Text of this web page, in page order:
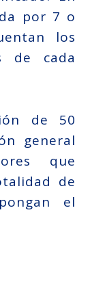
por 7 o
los
de cada
de 50
general
que
de
el